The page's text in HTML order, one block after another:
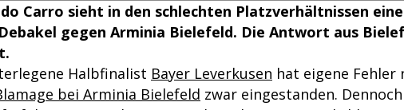
Carro sieht in den schlechten Platzverhältnissen
gegen Arminia Bielefeld. Die Antwort aus
Halbfinalist Bayer Leverkusen hat eigene Fehler
bei Arminia Bielefeld zwar eingestanden.